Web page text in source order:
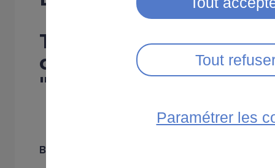
Telle est la réponse
concrète du
"Grenelle de
Bonus
Tout
Paramétrer les